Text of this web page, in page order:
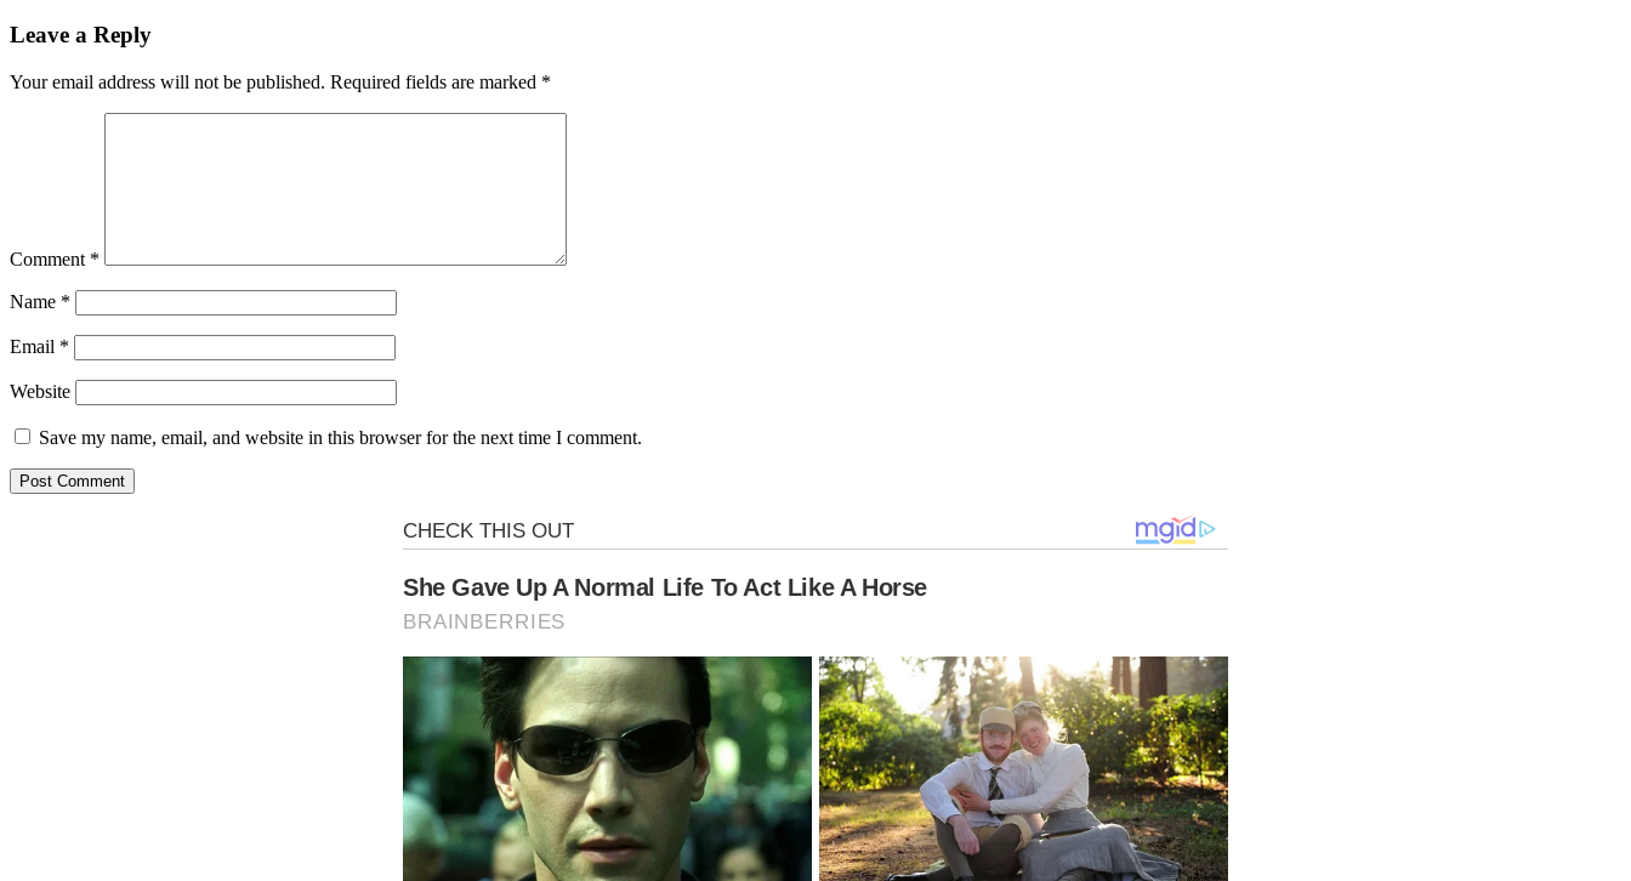
Leave a Reply
Your email address will not be published. Required fields are marked *
Comment *
Name *
Email *
Website
Save my name, email, and website in this browser for the next time I comment.